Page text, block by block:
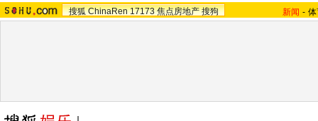
搜狐 ChinaRen 17173 焦点房地产 搜狗 新闻 -